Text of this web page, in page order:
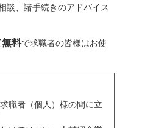
談、諸手続きのアドバイス
無料で求職者の皆様はお使
職者（個人）様の間に立